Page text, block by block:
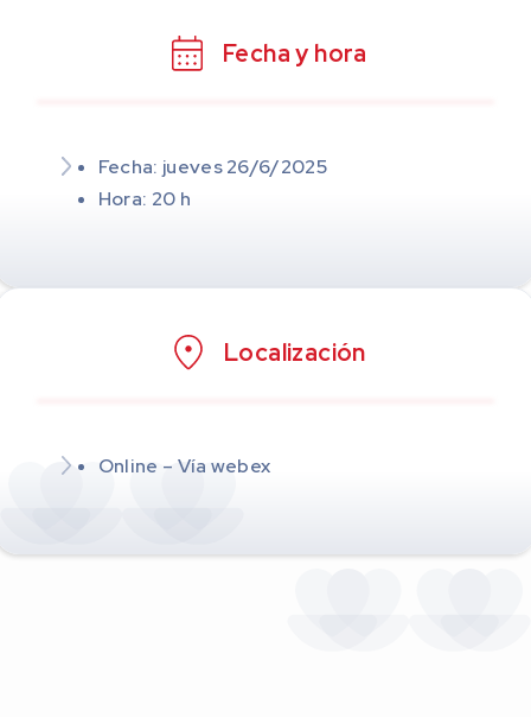
Fecha y hora
Fecha: jueves 26/6/2025
Hora: 20 h
Localización
Online – Vía webex